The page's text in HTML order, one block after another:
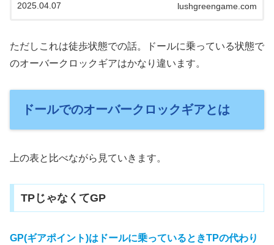
する？面倒くさくない範囲でうまく使う。と...
lushgreengame.com
2025.04.07
ただしこれは徒歩状態での話。ドールに乗っている状態で
のオーバークロックギアはかなり違います。
ドールでのオーバークロックギアとは
上の表と比べながら見ていきます。
TPじゃなくてGP
GP(ギアポイント)はドールに乗っているときTPの代わり